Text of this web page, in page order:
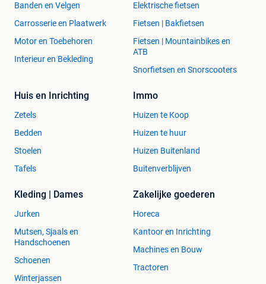
Banden en Velgen
Carrosserie en Plaatwerk
Motor en Toebehoren
Interieur en Bekleding
Elektrische fietsen
Fietsen | Bakfietsen
Fietsen | Mountainbikes en
ATB
Snorfietsen en Snorscooters
Huis en Inrichting
Zetels
Bedden
Stoelen
Tafels
Immo
Huizen te Koop
Huizen te huur
Huizen Buitenland
Buitenverblijven
Kleding | Dames
Jurken
Mutsen, Sjaals en
Handschoenen
Schoenen
Winterjassen
Zakelijke goederen
Horeca
Kantoor en Inrichting
Machines en Bouw
Tractoren